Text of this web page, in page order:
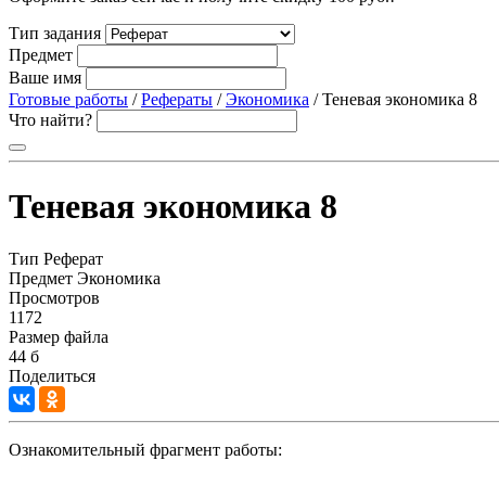
Тип задания
Предмет
Ваше имя
Готовые работы /Рефераты /Экономика / Теневая экономика 8
Что найти?
Теневая экономика 8
Тип Реферат
Предмет Экономика
Просмотров
1172
Размер файла
44 б
Поделиться
Ознакомительный фрагмент работы: